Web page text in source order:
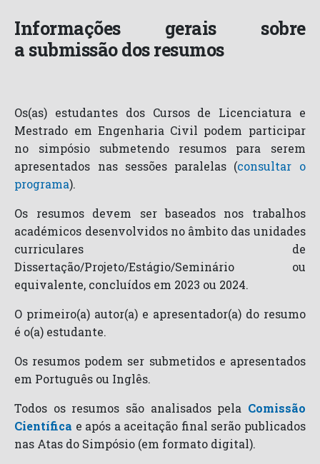
Informações gerais sobre
a submissão dos resumos
Os(as) estudantes dos Cursos de Licenciatura e
Mestrado em Engenharia Civil podem participar
no simpósio submetendo resumos para serem
apresentados nas sessões paralelas (consultar o
programa).
Os resumos devem ser baseados nos trabalhos
académicos desenvolvidos no âmbito das unidades
curriculares de
Dissertação/Projeto/Estágio/Seminário ou
equivalente, concluídos em 2023 ou 2024.
O primeiro(a) autor(a) e apresentador(a) do resumo
é o(a) estudante.
Os resumos podem ser submetidos e apresentados
em Português ou Inglês.
Todos os resumos são analisados pela Comissão
Científica e após a aceitação final serão publicados
nas Atas do Simpósio (em formato digital).